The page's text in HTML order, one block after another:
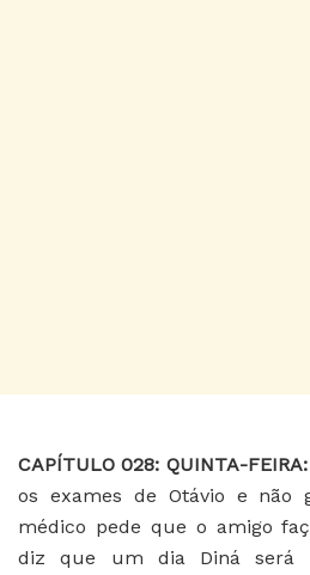
CAPÍTULO 028: QUINTA-
os exames de Otávio e não
médico pede que o amigo
diz que um dia Diná será